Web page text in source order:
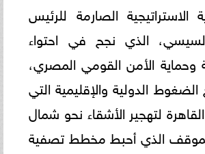
الاستراتيجية الصارمة للرئيس
الذي نجح في احتواء
وحماية الأمن القومي المصري،
الدولية والإقليمية التي
لتهجير الأشقاء نحو شمال
الذي أحبط مخطط تصفية